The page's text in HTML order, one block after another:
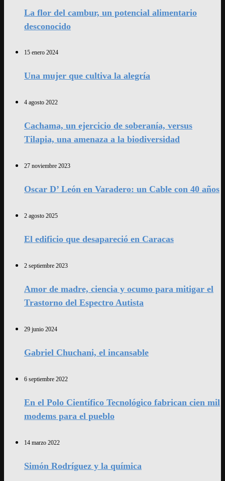
La flor del cambur, un potencial alimentario
desconocido
15 enero 2024
Una mujer que cultiva la alegría
4 agosto 2022
Cachama, un ejercicio de soberanía, versus
Tilapia, una amenaza a la biodiversidad
27 noviembre 2023
Oscar D’ León en Varadero: un Cable con 40 años
2 agosto 2025
El edificio que desapareció en Caracas
2 septiembre 2023
Amor de madre, ciencia y ocumo para mitigar el
Trastorno del Espectro Autista
29 junio 2024
Gabriel Chuchani, el incansable
6 septiembre 2022
En el Polo Científico Tecnológico fabrican cien mil
modems para el pueblo
14 marzo 2022
Simón Rodríguez y la química